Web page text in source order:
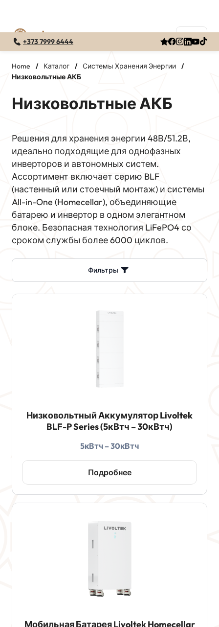
содержимому
+373 7999 6444
Home / Каталог / Системы Хранения Энергии
/
Низковольтные АКБ
Низковольтные АКБ
Решения для хранения энергии 48В/51.2В,
идеально подходящие для однофазных
инверторов и автономных систем.
Ассортимент включает серию BLF
(настенный или стоечный монтаж) и системы
All-in-One (Homecellar), объединяющие
батарею и инвертор в одном элегантном
блоке. Безопасная технология LiFePO4 со
сроком службы более 6000 циклов.
Фильтры
Низковольтный Аккумулятор Livoltek
BLF-P Series (5кВтч – 30кВтч)
5кВтч – 30кВтч
Подробнее
Мобильная Батарея Livoltek Homecellar